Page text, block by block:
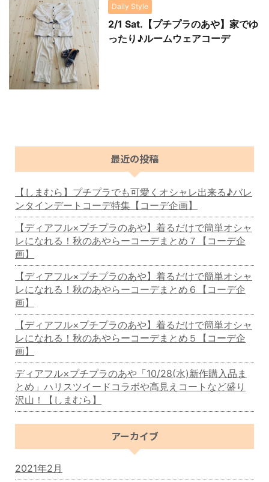
Daily Style
2/1 Sat.【プチプラのあや】家でゆ
ったり♪ルームウェアコーデ
最近の投稿
【しまむら】プチプラでも可愛くオシャレ出来る♪バレ
ンタインデートコーデ特集【コーデ企画】
【ディアフル×プチプラのあや】着るだけで簡単オシャ
レになれる！秋のあやらーコーデまとめ７【コーデ企
画】
【ディアフル×プチプラのあや】着るだけで簡単オシャ
レになれる！秋のあやらーコーデまとめ６【コーデ企
画】
【ディアフル×プチプラのあや】着るだけで簡単オシャ
レになれる！秋のあやらーコーデまとめ５【コーデ企
画】
ディアフル×プチプラのあや「10/28(水)新作購入品ま
とめ」ハリスツイードコラボや高見えコートなど盛り
沢山！【しまむら】
アーカイブ
2021年2月